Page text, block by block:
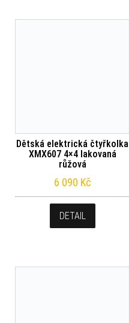
Dětská elektrická čtyřkolka
XMX607 4×4 lakovaná
růžová
6 090 Kč
DETAIL